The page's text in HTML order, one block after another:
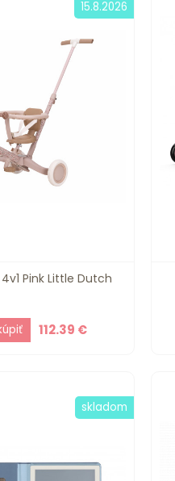
Pink Little Dutch
112.39 €
15.8.2026
skladom